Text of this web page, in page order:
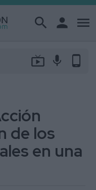
search person menu
live_tv mic phone_android
de los
en una